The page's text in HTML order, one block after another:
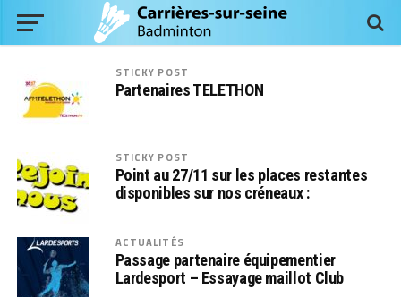
STICKY POST
Partenaires TELETHON
STICKY POST
Point au 27/11 sur les places restantes
disponibles sur nos créneaux :
ACTUALITÉS
Passage partenaire équipementier
Lardesport – Essayage maillot Club